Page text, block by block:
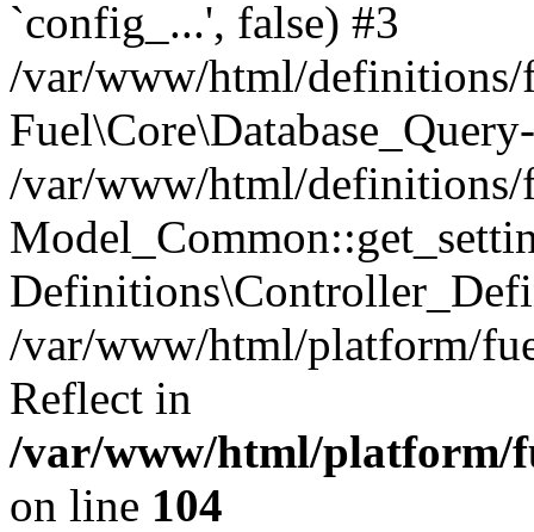
`config_...', false) #3
/var/www/html/definitions/
/var/www/html/definitions/
/var/www/html/platform/
Reflect in
/var/www/html/platform/
on line 104